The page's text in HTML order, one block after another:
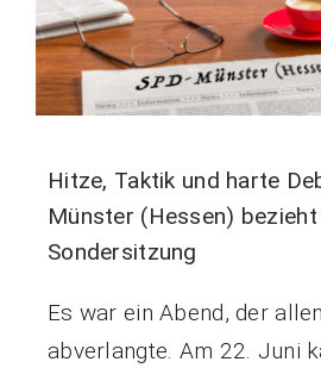
Hitze, Taktik und harte
Münster (Hessen)
Sondersitzung
Es war ein Abend, der
abverlangte. Am 22. Juni